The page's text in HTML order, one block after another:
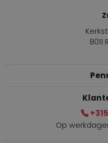
8011
Op